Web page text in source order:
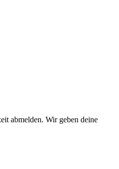
abmelden. Wir geben deine